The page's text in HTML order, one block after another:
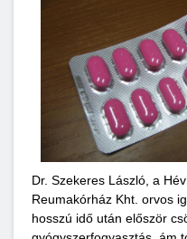
Dr. Szekeres László, a
Reumakórház Kht. orvos
hosszú idő után először